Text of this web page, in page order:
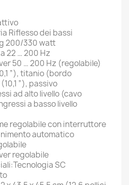
Riflesso dei bassi
200/330 watt
22 … 200 Hz
50 … 200 Hz (regolabile)
”), titanio (bordo
”), passivo
ad alto livello (cavo
a basso livello
regolabile con interruttore
automatico
regolabile
SC